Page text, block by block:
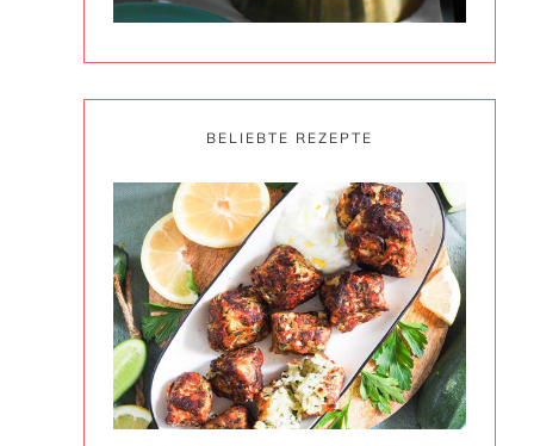
BELIEBTE REZEPTE